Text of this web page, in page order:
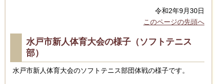
令和2年9月30日
このページの先頭へ
水戸市新人体育大会の様子（ソフトテニス
部）
水戸市新人体育大会のソフトテニス部団体戦の様子です。